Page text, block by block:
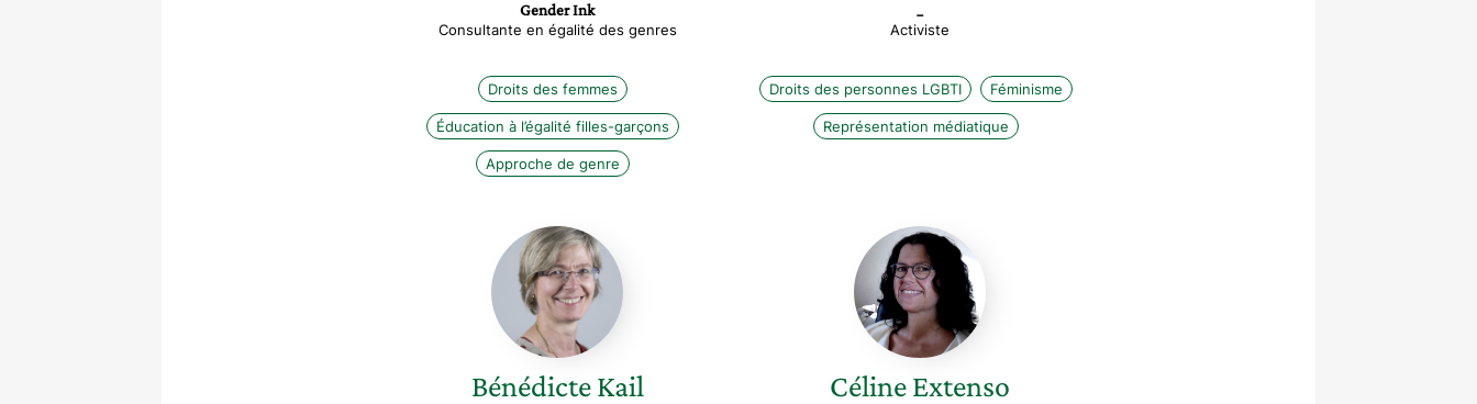
Gender Ink
Consultante en égalité des genres
Droits des femmes
Éducation à l’égalité filles-garçons
Approche de genre
Activiste
Droits des personnes LGBTI Féminisme
Représentation médiatique
Bénédicte
Kail
Bénédicte Kail
Céline
Extenso
CélineExtenso